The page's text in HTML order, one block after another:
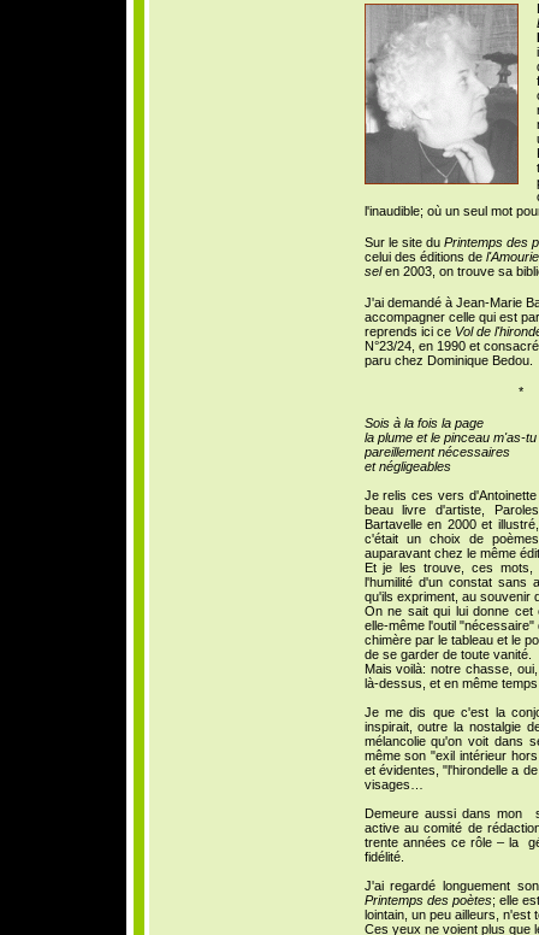
l'inaudible; où un seul mot
Sur le site du Printemps des
celui des éditions de
selen 2003, on trouve sa
J'ai demandé à Jean-Marie
accompagner celle qui est
reprends ici ce Vol de
N°23/24, en 1990 et
paru chez Dominique Bedou.
*
Sois à la fois la page
la plume et le pinceau m'as-tu
pareillement nécessaires
et négligeables
Je relis ces vers
beau livre d'artiste,
Bartavelle en 2000 et
c'était un choix de
auparavant chez le même
Et je les trouve, ces mots,
l'humilité d'un constat sans
qu'ils expriment, au souvenir
On ne sait qui lui donne cet
elle-même l'outil
chimère par le tableau et le
de se garder de toute vanité.
Mais voilà: notre chasse,
là-dessus, et en même
Je me dis que c'est la
inspirait, outre la nostalgie
mélancolie qu'on voit dans
même son "exil intérieur
et évidentes, "l'hirondelle a
visages…
Demeure aussi dans mon
active au comité de
trente années ce rôle – la
fidélité.
J'ai regardé longuement
Printemps des poètes; elle
lointain, un peu ailleurs, n'est
Ces yeux ne voient plus que